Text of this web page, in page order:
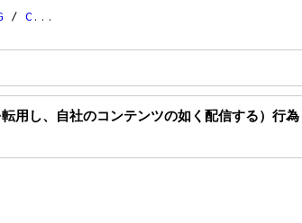
/ C...
用し、自社のコンテンツの如く配信する）行為